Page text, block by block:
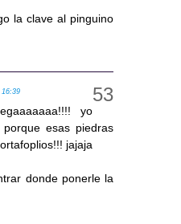
la clave al pinguino
16:39
yo
esas piedras
jajaja
donde ponerle la